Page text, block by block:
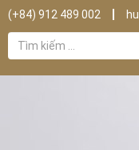
(+84) 912 489 002
Tìm
kiếm
cho: